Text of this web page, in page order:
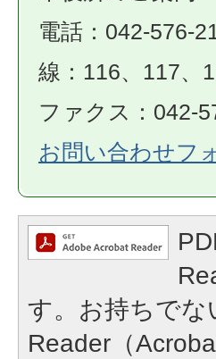
電話：042-576-
線：116、117、
ファクス：042-
お問い合わせフ
す。お持ちでな
Reader（